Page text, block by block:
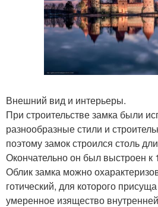
Внешний вид и интерьеры.
При строительстве замка были
разнообразные стили и
поэтому замок строился столь
Окончательно он был выстроен к
Облик замка можно
готический, для которого
умеренное изящество